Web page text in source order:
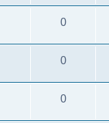
0
0
0